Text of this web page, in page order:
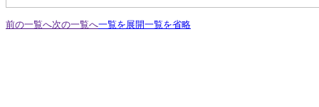
前の一覧へ次の一覧へ一覧を展開一覧を省略